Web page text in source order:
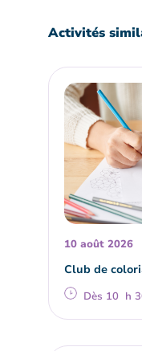
Activités
10 août 2026
Club de
Dès 10 h